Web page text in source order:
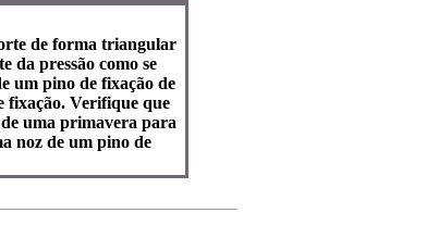
de forma triangular
da pressão como se
um pino de fixação de
fixação. Verifique que
uma primavera para
noz de um pino de